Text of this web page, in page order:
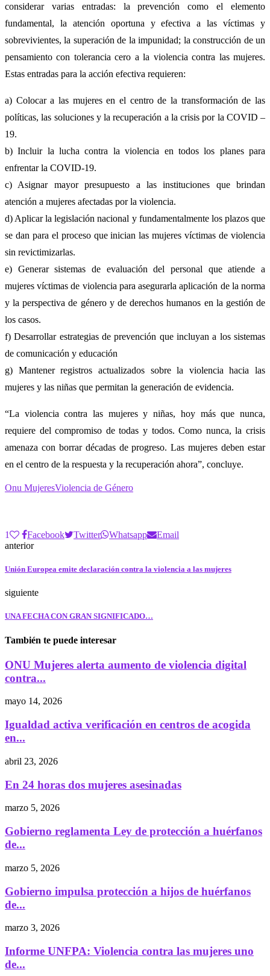
considerar varias entradas: la prevención como el elemento
fundamental, la atención oportuna y efectiva a las víctimas y
sobrevivientes, la superación de la impunidad; la construcción de un
pensamiento con tolerancia cero a la violencia contra las mujeres.
Estas entradas para la acción efectiva requieren:
a) Colocar a las mujeres en el centro de la transformación de las
políticas, las soluciones y la recuperación a la crisis por la COVID –
19.
b) Incluir la lucha contra la violencia en todos los planes para
enfrentar la COVID-19.
c) Asignar mayor presupuesto a las instituciones que brindan
atención a mujeres afectadas por la violencia.
d) Aplicar la legislación nacional y fundamentalmente los plazos que
se dan para el proceso que inician las mujeres víctimas de violencia
sin revictimizarlas.
e) Generar sistemas de evaluación del personal que atiende a
mujeres víctimas de violencia para asegurarla aplicación de la norma
y la perspectiva de género y de derechos humanos en la gestión de
los casos.
f) Desarrollar estrategias de prevención que incluyan a los sistemas
de comunicación y educación
g) Mantener registros actualizados sobre la violencia hacia las
mujeres y las niñas que permitan la generación de evidencia.
“La violencia contra las mujeres y niñas, hoy más que nunca,
requiere del compromiso de todas y todos. Como nunca, la crisis
amenaza con borrar décadas de progreso. Las mujeres deben estar
en el centro de la respuesta y la recuperación ahora”, concluye.
Onu MujeresViolencia de Género
1 Facebook Twitter Whatsapp
Email
anterior
Unión Europea emite declaración contra la violencia a las mujeres
siguiente
UNA FECHA CON GRAN SIGNIFICADO…
También te puede interesar
ONU Mujeres alerta aumento de violencia digital
contra...
mayo 14, 2026
Igualdad activa verificación en centros de acogida
en...
abril 23, 2026
En 24 horas dos mujeres asesinadas
marzo 5, 2026
Gobierno reglamenta Ley de protección a huérfanos
de...
marzo 5, 2026
Gobierno impulsa protección a hijos de huérfanos
de...
marzo 3, 2026
Informe UNFPA: Violencia contra las mujeres uno
de...